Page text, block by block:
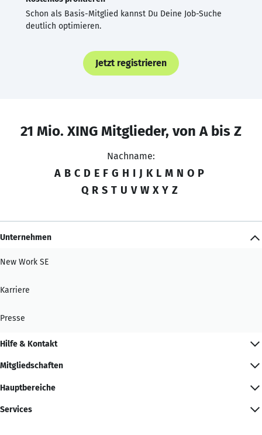
Schon als Basis-Mitglied kannst Du Deine Job-Suche
deutlich optimieren.
Jetzt registrieren
21 Mio. XING Mitglieder, von A bis Z
Nachname:
A B C D E F G H I J K L M N O P
Q R S T U V W X Y Z
Unternehmen
New Work SE
Karriere
Presse
Hilfe & Kontakt
Mitgliedschaften
Hauptbereiche
Services